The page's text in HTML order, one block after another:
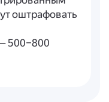
оштрафовать
500–800
— 5000